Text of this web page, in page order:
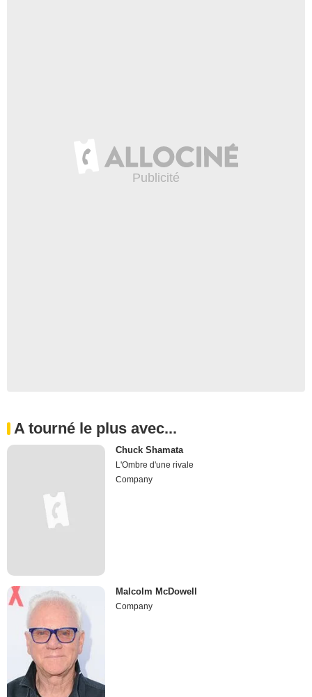
A tourné le plus avec...
Chuck Shamata
L'Ombre d'une rivale
Company
Malcolm McDowell
Company